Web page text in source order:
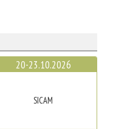
20-23.10.2026
SICAM